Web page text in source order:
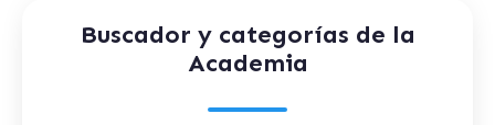
Buscador y categorías de la
Academia